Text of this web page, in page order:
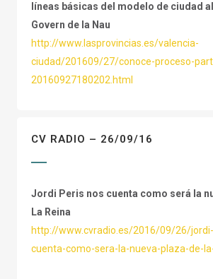
líneas básicas del modelo de ciudad
Govern de la Nau
http://www.lasprovincias.es/valencia-
ciudad/201609/27/conoce-proceso-
20160927180202.html
CV RADIO – 26/09/16
Jordi Peris nos cuenta como será la
La Reina
http://www.cvradio.es/2016/09/26/
cuenta-como-sera-la-nueva-plaza-de-